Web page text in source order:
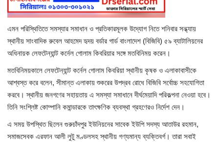
চট্টগ্রাম
খাগড়াছড়ি
ব্রাহ্মণবাড়িয়া
পটুয়াখালী
জাতীয়
এমন পরিস্থিতিতে সমস্যার সমাধান ও প্রতিকারমূলক উদ্যোগ নিতে শনিবার সন্ধ্যায়
স্থানীয় সাংবাদিক রুবেল আহমেদ হৃদয় বর্ডার গার্ড বাংলাদেশ (বিজিবি) ৫৯ ব্যাটালিয়নের
অধিনায়ক লেফটেন্যান্ট কর্নেল গোলাম কিবরিয়ার সঙ্গে মতবিনিময় করেন।
মতবিনিময়কালে লেফটেন্যান্ট কর্নেল গোলাম কিবরিয়া স্থানীয় কৃষক ও এলাকাবাসীকে
আশ্বস্ত করে বলেন, সীমান্ত এলাকায় শুকরের উপদ্রব রোধে বিজিবি সর্বোচ্চ সহযোগিতা
করবে। স্থানীয় জনগণের সহায়তায় এ সমস্যা সমাধানে দীর্ঘমেয়াদি পরিকল্পনা নেওয়া হবে।
তিনি সংশ্লিষ্ট কোম্পানি কমান্ডারকে তাৎক্ষণিক ব্যবস্থা গ্রহণেরও নির্দেশ দেন।
এ সময় উপস্থিত ছিলেন গুরুচাঁদপুর ইউনিয়নের সাবেক ইউপি সদস্য আতাউর রহমান,
সমাজসেবক এরফান আলী লুটু মণ্ডলসহ স্থানীয় গণ্যমান্য ব্যক্তিবর্গ। তারা সবাই